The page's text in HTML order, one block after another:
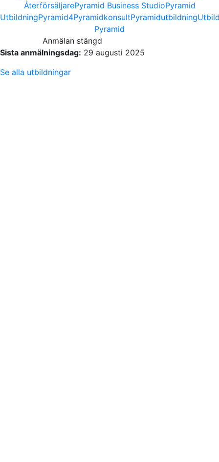
ÅterförsäljarePyramid Business StudioPyramid
UtbildningPyramid4PyramidkonsultPyramidutbildning
Pyramid
Anmälan stängd
Sista anmälningsdag: 29 augusti 2025
Se alla utbildningar